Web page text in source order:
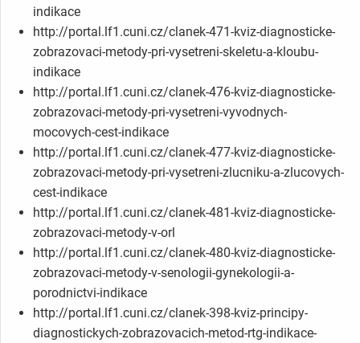
indikace
http://portal.lf1.cuni.cz/clanek-471-kviz-diagnosticke-
zobrazovaci-metody-pri-vysetreni-skeletu-a-kloubu-
indikace
http://portal.lf1.cuni.cz/clanek-476-kviz-diagnosticke-
zobrazovaci-metody-pri-vysetreni-vyvodnych-
mocovych-cest-indikace
http://portal.lf1.cuni.cz/clanek-477-kviz-diagnosticke-
zobrazovaci-metody-pri-vysetreni-zlucniku-a-zlucovych-
cest-indikace
http://portal.lf1.cuni.cz/clanek-481-kviz-diagnosticke-
zobrazovaci-metody-v-orl
http://portal.lf1.cuni.cz/clanek-480-kviz-diagnosticke-
zobrazovaci-metody-v-senologii-gynekologii-a-
porodnictvi-indikace
http://portal.lf1.cuni.cz/clanek-398-kviz-principy-
diagnostickych-zobrazovacich-metod-rtg-indikace-